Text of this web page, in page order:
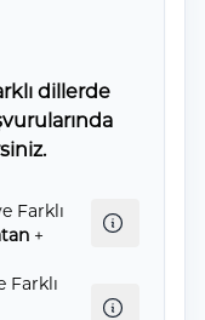
dillerde
Farklı
+
Farklı